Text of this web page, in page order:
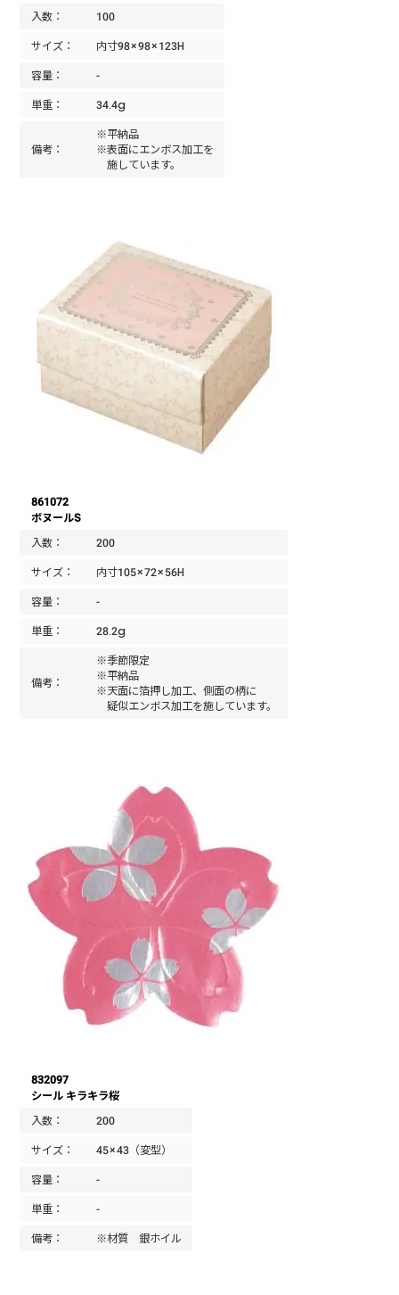
入数：
100
サイズ：
内寸98×98×123H
容量：
-
単重：
34.4g
備考：
※平納品
※表面にエンボス加工を
施しています。
861072
ボヌールS
入数：
200
サイズ：
内寸105×72×56H
容量：
-
単重：
28.2g
備考：
※季節限定
※平納品
※天面に箔押し加工、側面の柄に
疑似エンボス加工を施しています。
832097
シール キラキラ桜
入数：
200
サイズ：
45×43（変型）
容量：
-
単重：
-
備考：
※材質 銀ホイル